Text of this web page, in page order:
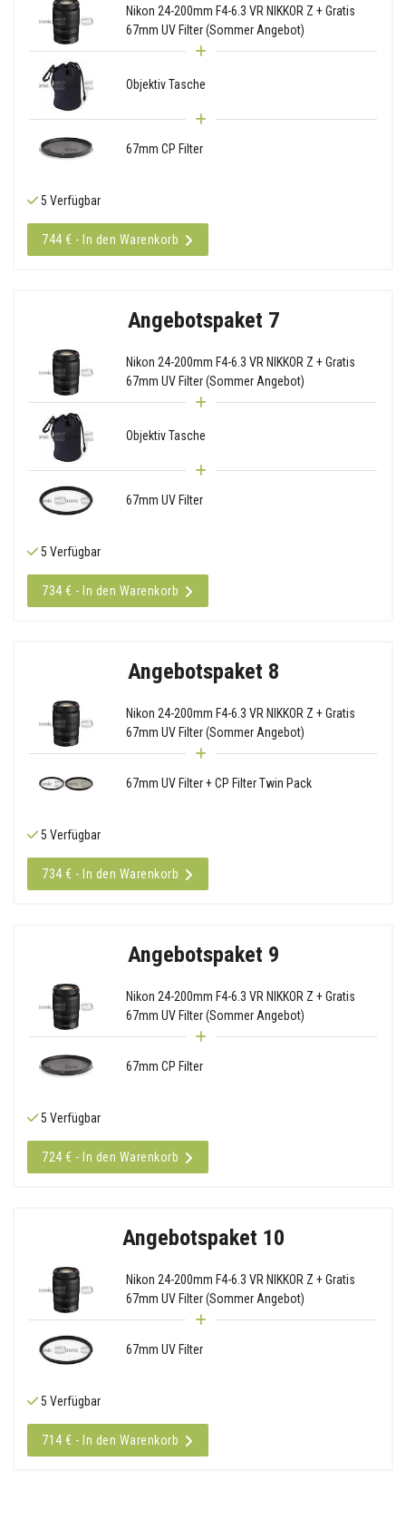
Nikon 24-200mm F4-6.3 VR NIKKOR Z + Gratis
67mm UV Filter (Sommer Angebot)
Objektiv Tasche
67mm CP Filter
5 Verfügbar
744 € - In den Warenkorb
Angebotspaket 7
Nikon 24-200mm F4-6.3 VR NIKKOR Z + Gratis
67mm UV Filter (Sommer Angebot)
Objektiv Tasche
67mm UV Filter
5 Verfügbar
734 € - In den Warenkorb
Angebotspaket 8
Nikon 24-200mm F4-6.3 VR NIKKOR Z + Gratis
67mm UV Filter (Sommer Angebot)
67mm UV Filter + CP Filter Twin Pack
5 Verfügbar
734 € - In den Warenkorb
Angebotspaket 9
Nikon 24-200mm F4-6.3 VR NIKKOR Z + Gratis
67mm UV Filter (Sommer Angebot)
67mm CP Filter
5 Verfügbar
724 € - In den Warenkorb
Angebotspaket 10
Nikon 24-200mm F4-6.3 VR NIKKOR Z + Gratis
67mm UV Filter (Sommer Angebot)
67mm UV Filter
5 Verfügbar
714 € - In den Warenkorb